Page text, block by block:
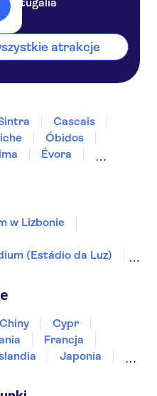
atrakcje
Cascais
Óbidos
Évora
w Lizbonie
(Estádio da Luz)
Dolina Douro
Quinta da Regaleira
Porto
Chiny
Cypr
Francja
Japonia